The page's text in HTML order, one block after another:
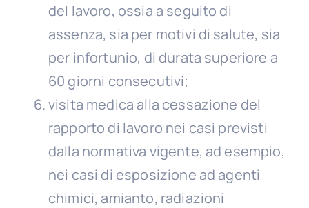
del lavoro, ossia a seguito di
assenza, sia per motivi di salute, sia
per infortunio, di durata superiore a
60 giorni consecutivi;
visita medica alla cessazione del
rapporto di lavoro nei casi previsti
dalla normativa vigente, ad esempio,
nei casi di esposizione ad agenti
chimici, amianto, radiazioni